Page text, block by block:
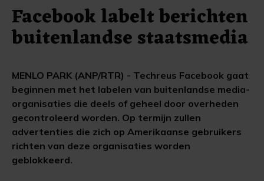
Facebook labelt berichten
buitenlandse staatsmedia
MENLO PARK (ANP/RTR) - Techreus Facebook gaat
beginnen met het labelen van buitenlandse media-
organisaties die deels of geheel door overheden
gecontroleerd worden. Op termijn zullen
advertenties die zich op Amerikaanse gebruikers
richten van deze organisaties worden
geblokkeerd.